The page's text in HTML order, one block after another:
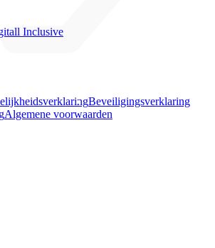
Inclusive
Beveiligingsverklaring
Algemene voorwaarden